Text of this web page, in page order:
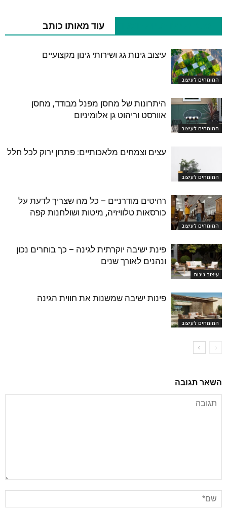
עוד מאותו כותב
המומחים לעיצוב
עיצוב גינות גג ושירותי גינון מקצועיים
המומחים לעיצוב
היתרונות של מחסן מפנל מבודד, מחסן
אוורסט וריהוט גן אלומיניום
המומחים לעיצוב
עצים וצמחים מלאכותיים: פתרון ירוק לכל חלל
המומחים לעיצוב
רהיטים מודרניים – כל מה שצריך לדעת על
כורסאות טלוויזיה, מיטות ושולחנות קפה
עיצוב גינות
פינת ישיבה יוקרתית לגינה – כך בוחרים נכון
ונהנים לאורך שנים
המומחים לעיצוב
פינות ישיבה שמשנות את חווית הגינה
השאר תגובה